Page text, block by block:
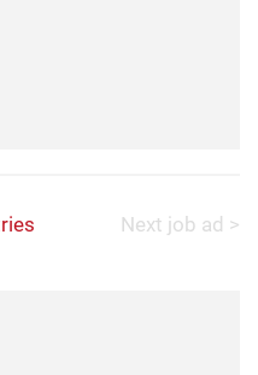
Next job ad >